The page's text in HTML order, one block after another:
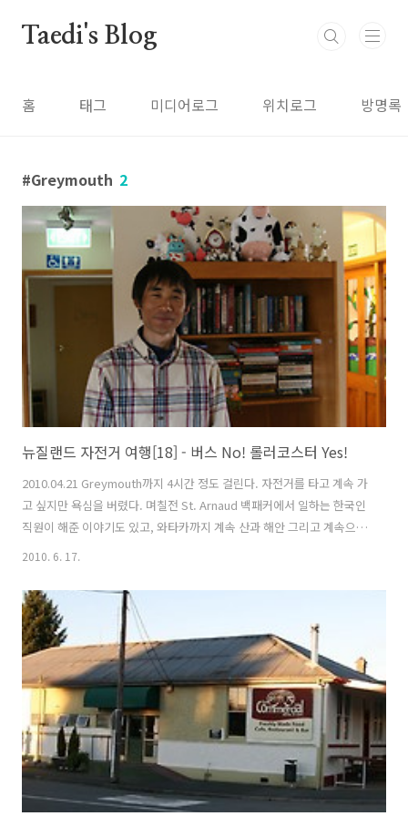
Taedi's Blog
홈 태그 미디어로그 위치로그 방명록
Greymouth 2
뉴질랜드 자전거 여행[18] - 버스 No! 롤러코스터 Yes!
2010.04.21 Greymouth까지 4시간 정도 걸린다. 자전거를 타고 계속 가
고 싶지만 욕심을 버렸다. 며칠전 St. Arnaud 백패커에서 일하는 한국인
직원이 해준 이야기도 있고, 와타카까지 계속 산과 해안 그리고 계속으로
계곡으로 이어지는 험한 코스가 많다. 아쉽지만.... 오늘은 버스를 타고
도 친절하고 내부시설이 깨끗하다. Intercity같은 대형버스가 올 줄 알았
는데... 이렇게 낡고 작은 버스가 왔다. 대형버스를 오는것으로 생각하고
앞바퀴를 분리했는데 그럴필요가 없었다. ㅡㅡ; 사진에 담지는 못했지만
Westport까지 오는 구간은 정말 험한 구간이었다. 왼쪽으로는 높은 산
이고 오른쪽으로는 깊은 계곡의 연속, 그리고..
2010. 6. 17.